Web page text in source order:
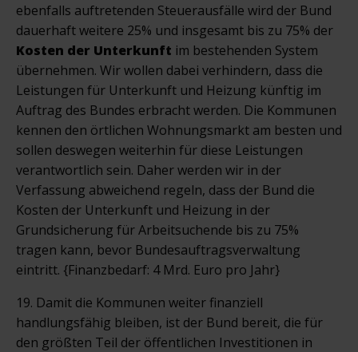
ebenfalls auftretenden Steuerausfälle wird der Bund
dauerhaft weitere 25% und insgesamt bis zu 75% der
Kosten der Unterkunft im bestehenden System
übernehmen. Wir wollen dabei verhindern, dass die
Leistungen für Unterkunft und Heizung künftig im
Auftrag des Bundes erbracht werden. Die Kommunen
kennen den örtlichen Wohnungsmarkt am besten und
sollen deswegen weiterhin für diese Leistungen
verantwortlich sein. Daher werden wir in der
Verfassung abweichend regeln, dass der Bund die
Kosten der Unterkunft und Heizung in der
Grundsicherung für Arbeitsuchende bis zu 75%
tragen kann, bevor Bundesauftragsverwaltung
eintritt. {Finanzbedarf: 4 Mrd. Euro pro Jahr}
19. Damit die Kommunen weiter finanziell
handlungsfähig bleiben, ist der Bund bereit, die für
den größten Teil der öffentlichen Investitionen in